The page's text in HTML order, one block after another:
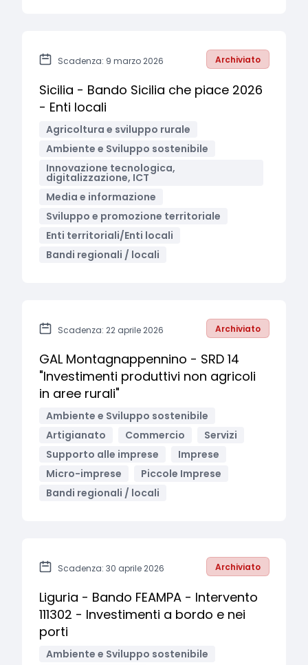
Scadenza: 9 marzo 2026 Archiviato
Sicilia - Bando Sicilia che piace 2026
- Enti locali
Agricoltura e sviluppo rurale
Ambiente e Sviluppo sostenibile
Innovazione tecnologica,
digitalizzazione, ICT
Media e informazione
Sviluppo e promozione territoriale
Enti territoriali/Enti locali
Bandi regionali / locali
Scadenza: 22 aprile 2026 Archiviato
GAL Montagnappennino - SRD 14
"Investimenti produttivi non agricoli
in aree rurali"
Ambiente e Sviluppo sostenibile
Artigianato
Commercio
Servizi
Supporto alle imprese
Imprese
Micro-imprese
Piccole Imprese
Bandi regionali / locali
Scadenza: 30 aprile 2026 Archiviato
Liguria - Bando FEAMPA - Intervento
111302 - Investimenti a bordo e nei
porti
Ambiente e Sviluppo sostenibile